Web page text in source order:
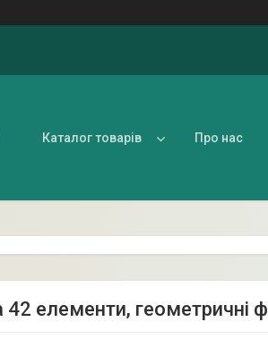
Каталог товарів Про нас
42 елементи, геометричні